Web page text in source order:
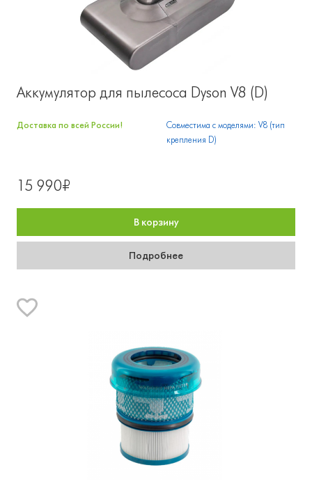
Аккумулятор для пылесоса Dyson V8 (D)
Доставка по всей России!
Совместима с моделями: V8 (тип
крепления D)
15 990₽
В корзину
Подробнее